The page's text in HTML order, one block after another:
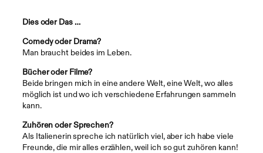
Dies oder Das …
Comedy oder Drama?
Man braucht beides im Leben.
Bücher oder Filme?
Beide bringen mich in eine andere Welt, eine Welt, wo alles
möglich ist und wo ich verschiedene Erfahrungen sammeln
kann.
Zuhören oder Sprechen?
Als Italienerin spreche ich natürlich viel, aber ich habe viele
Freunde, die mir alles erzählen, weil ich so gut zuhören kann!